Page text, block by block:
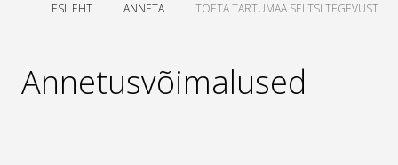
ESILEHT ANNETA TOETA TARTUMAA SELTSI TEGEVUST
Annetusvõimalused